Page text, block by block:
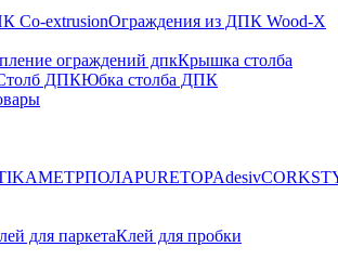
Co-extrusionОграждения из ДПК Wood-X
ограждений дпкКрышка столба
ДПКЮбка столба ДПК
МЕТРПОЛАPURETOPAdesiv
для паркетаКлей для пробки